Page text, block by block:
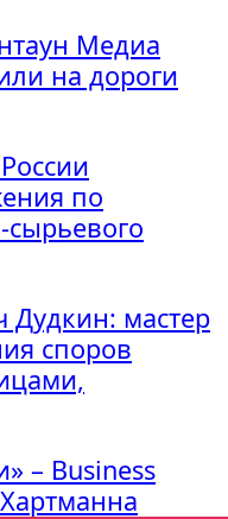
Медиа
на дороги
по
мастер
споров
– Business